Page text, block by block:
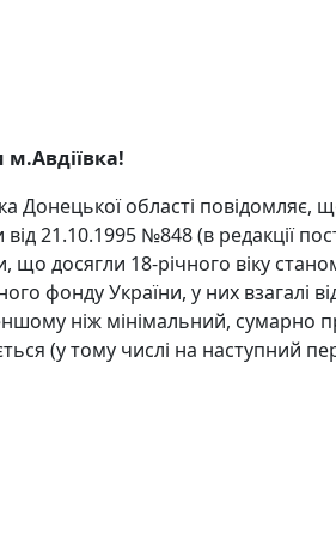
Донецької області
21.10.1995 №848 (в редакції
досягли 18-річного віку
фонду України, у них взагалі
ніж мінімальний, сумарно
(у тому числі на наступний